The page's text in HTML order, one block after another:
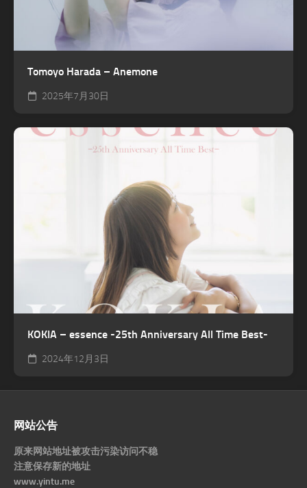
Tomoyo Harada – Anemone
2025年7月30日
KOKIA – essence -25th Anniversary All Time Best-
2024年12月3日
网站公告
原来网站地址被攻击污染访问不稳
注意保存新的地址
www.yintu.me